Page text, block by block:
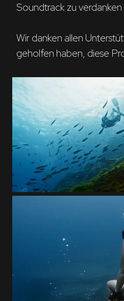
Soundtrack zu
Wir danken allen
geholfen haben, diese